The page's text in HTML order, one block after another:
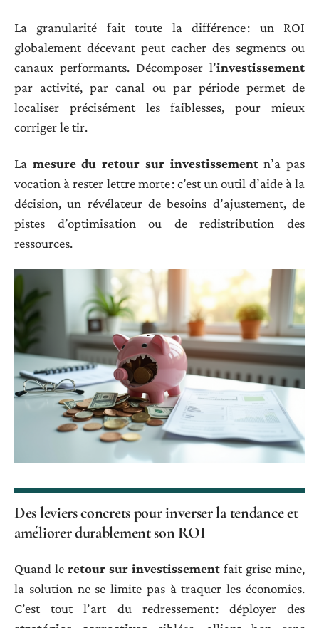
La granularité fait toute la différence : un ROI
globalement décevant peut cacher des segments ou
canaux performants. Décomposer l’investissement
par activité, par canal ou par période permet de
localiser précisément les faiblesses, pour mieux
corriger le tir.
La mesure du retour sur investissementn’a pas
vocation à rester lettre morte : c’est un outil d’aide à la
décision, un révélateur de besoins d’ajustement, de
pistes d’optimisation ou de redistribution des
ressources.
Des leviers concrets pour inverser la tendance et
améliorer durablement son ROI
Quand le retour sur investissement fait grise mine,
la solution ne se limite pas à traquer les économies.
C’est tout l’art du redressement : déployer des